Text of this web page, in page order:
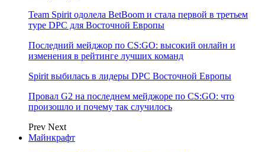
Team Spirit одолела BetBoom и стала первой в третьем
туре DPC для Восточной Европы
Последний мейджор по CS:GO: высокий онлайн и
изменения в рейтинге лучших команд
Spirit выбилась в лидеры DPC Восточной Европы
Провал G2 на последнем мейджоре по CS:GO: что
произошло и почему так случилось
Prev Next
Майнкрафт